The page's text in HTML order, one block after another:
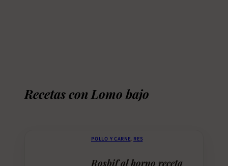
Recetas con Lomo bajo
POLLO Y CARNE, RES
Rosbif al horno receta